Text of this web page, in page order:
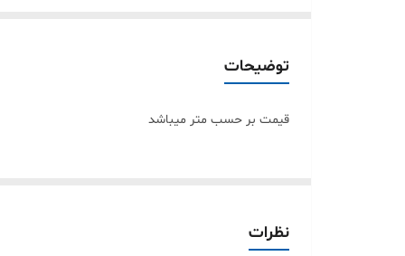
توضیحات
قیمت بر حسب متر میباشد
نظرات